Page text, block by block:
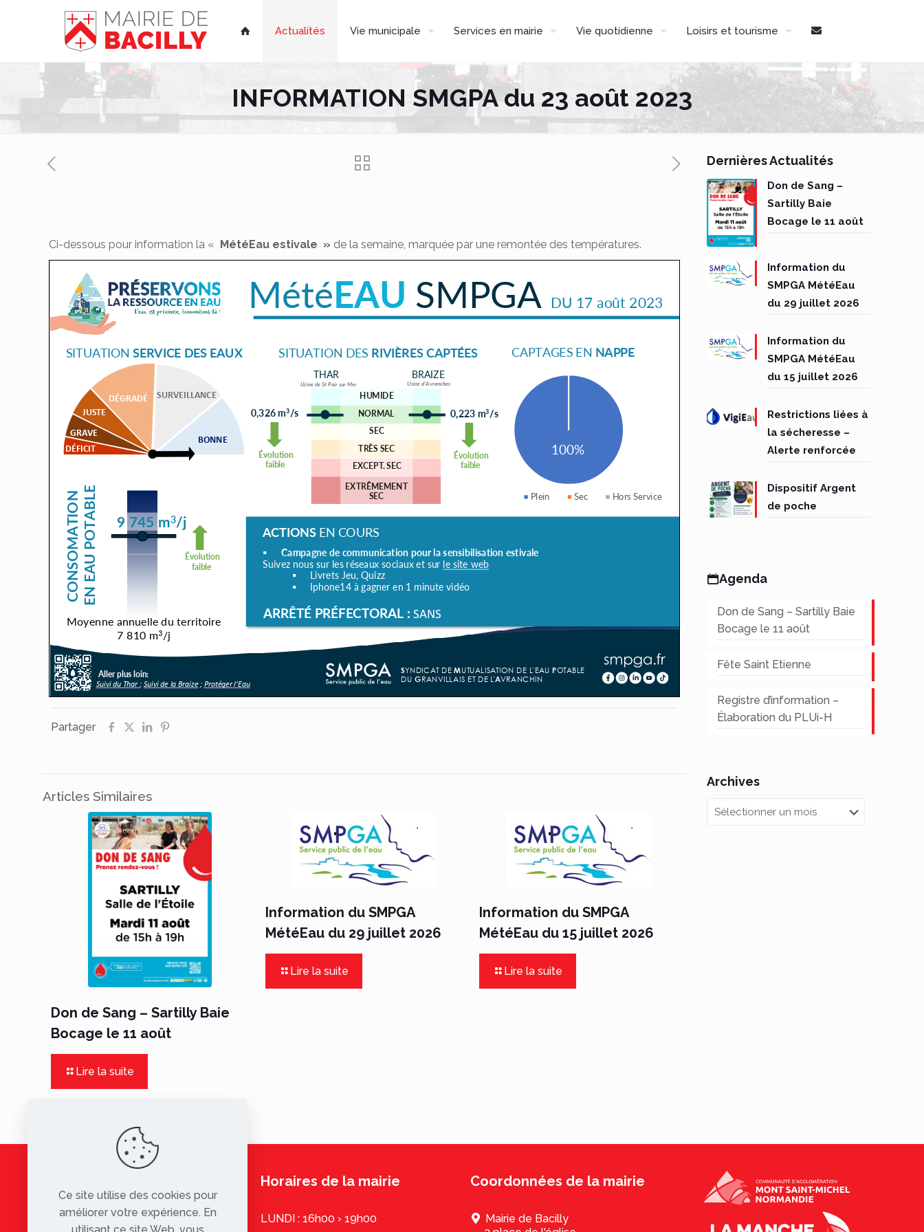
 Actualités Vie municipale Services en mairie Vie quotidienne Loisirs et tourisme
INFORMATION SMGPA du 23 août 2023
Ci-dessous pour information la « MétéEau estivale » de la semaine, marquée par une remontée des températures.
Partager
Articles Similaires
Don de Sang – Sartilly Baie
Bocage le 11 août
Lire la suite
Information du SMPGA
MétéEau du 29 juillet 2026
Lire la suite
Information du SMPGA
MétéEau du 15 juillet 2026
Lire la suite
Dernières Actualités
Don de Sang –
Sartilly Baie
Bocage le 11 août
Information du
SMPGA MétéEau
du 29 juillet 2026
Information du
SMPGA MétéEau
du 15 juillet 2026
Restrictions liées à
la sécheresse –
Alerte renforcée
Dispositif Argent
de poche
Agenda
Don de Sang – Sartilly Baie
Bocage le 11 août
Fête Saint Etienne
Registre d’information –
Élaboration du PLUi-H
Archives
Archives
Horaires de la mairie
LUNDI : 16h00 › 19h00
Coordonnées de la mairie
Mairie de Bacilly
Ce site utilise des cookies pour
améliorer votre expérience. En